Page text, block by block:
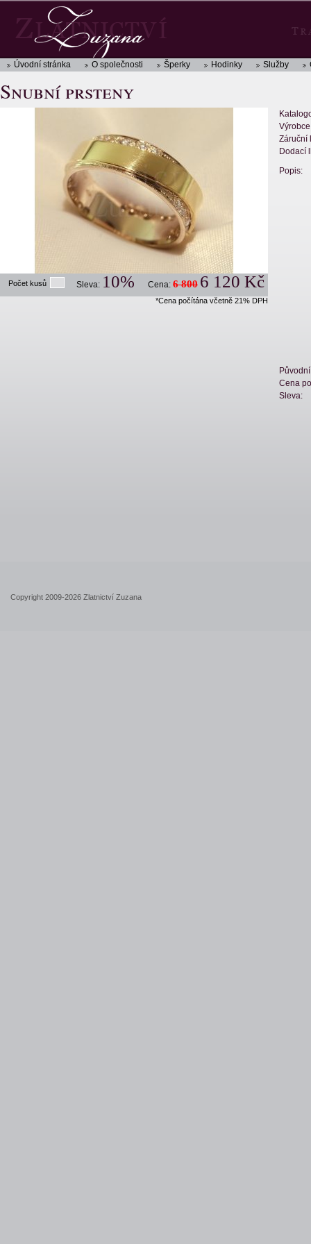
Úvodní stránka O společnosti Šperky Hodinky Služby
Snubní prsteny
Počet kusů Sleva: 10% Cena: 6 800 6 120 Kč
*Cena počítána včetně 21% DPH
Záruční
Dodací
Popis:
Cena
Sleva:
Copyright 2009-2026 Zlatnictví Zuzana